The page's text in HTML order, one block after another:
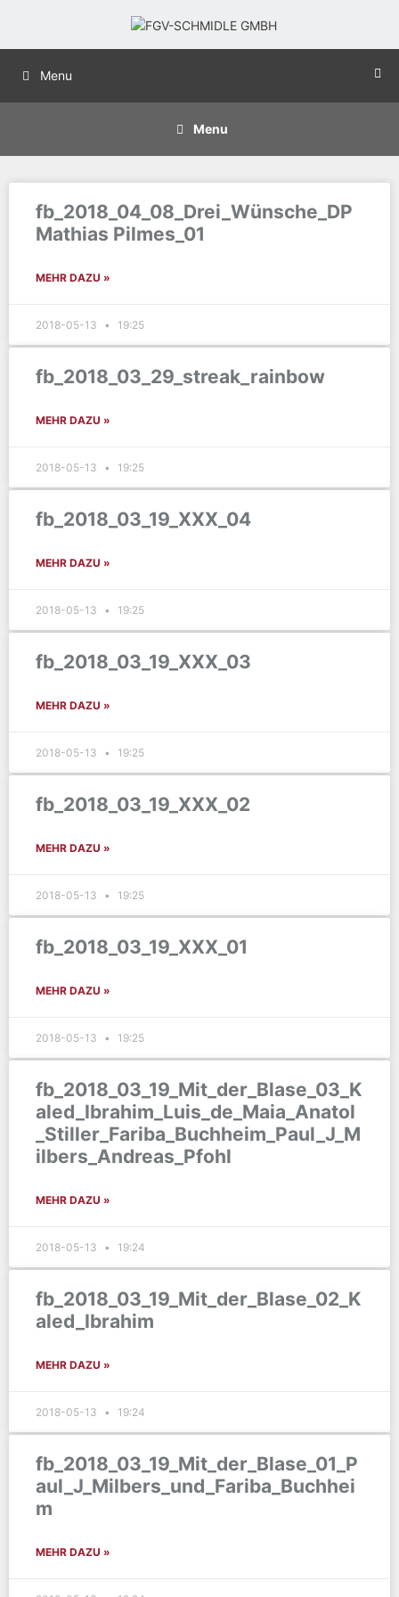
Menu
Menu
fb_2018_04_08_Drei_Wünsche_DP
Mathias Pilmes_01
MEHR DAZU »
2018-05-13 19:25
fb_2018_03_29_streak_rainbow
MEHR DAZU »
2018-05-13 19:25
fb_2018_03_19_XXX_04
MEHR DAZU »
2018-05-13 19:25
fb_2018_03_19_XXX_03
MEHR DAZU »
2018-05-13 19:25
fb_2018_03_19_XXX_02
MEHR DAZU »
2018-05-13 19:25
fb_2018_03_19_XXX_01
MEHR DAZU »
2018-05-13 19:25
fb_2018_03_19_Mit_der_Blase_03_K
aled_Ibrahim_Luis_de_Maia_Anatol
_Stiller_Fariba_Buchheim_Paul_J_M
ilbers_Andreas_Pfohl
MEHR DAZU »
2018-05-13 19:24
fb_2018_03_19_Mit_der_Blase_02_K
aled_Ibrahim
MEHR DAZU »
2018-05-13 19:24
fb_2018_03_19_Mit_der_Blase_01_P
aul_J_Milbers_und_Fariba_Buchhei
m
MEHR DAZU »